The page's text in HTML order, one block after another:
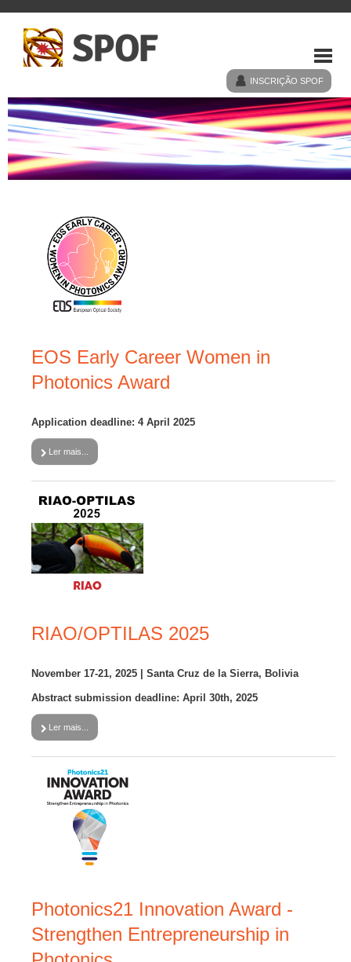
HOME
EVENTOS
NOTÍCIAS
GALERIA
CONTACTOS
INSCRIÇÃO SPOF
EOS Early Career Women in
Photonics Award
Application deadline: 4 April 2025
Ler mais...
RIAO/OPTILAS 2025
November 17-21, 2025 | Santa Cruz de la Sierra, Bolivia
Abstract submission deadline: April 30th, 2025
Ler mais...
Photonics21 Innovation Award -
Strengthen Entrepreneurship in